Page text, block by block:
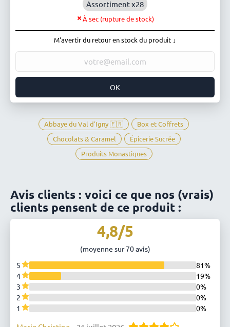
Assortiment x28
À sec (rupture de stock)
M'avertir du retour en stock du produit ↓
OK
Abbaye du Val d'Igny 🇫🇷
Box et Coffrets
Chocolats & Caramel
Épicerie Sucrée
Produits Monastiques
Avis clients : voici ce que nos (vrais)
clients pensent de ce produit :
4,8/5
(moyenne sur 70 avis)
5
81%
4
19%
3
0%
2
0%
1
0%